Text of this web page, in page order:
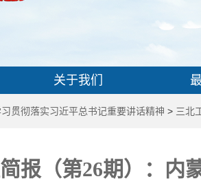
关于我们
贯彻落实习近平总书记重要讲话精神 > 三北
报（第26期）：内